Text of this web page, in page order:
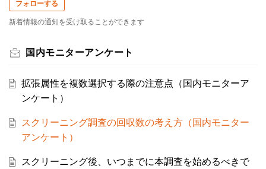
フォローする
新着情報の通知を受け取ることができます
国内モニターアンケート
拡張属性を複数選択する際の注意点（国内モニターア
ンケート）
スクリーニング調査の回収数の考え方（国内モニター
アンケート）
スクリーニング後、いつまでに本調査を始めるべきで